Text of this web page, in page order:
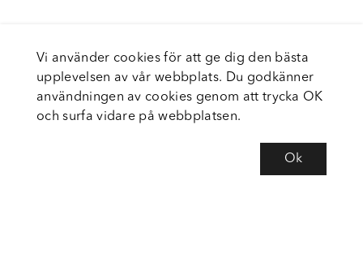
Vi använder cookies för att ge dig den bästa
upplevelsen av vår webbplats. Du godkänner
användningen av cookies genom att trycka OK
och surfa vidare på webbplatsen.
Ok